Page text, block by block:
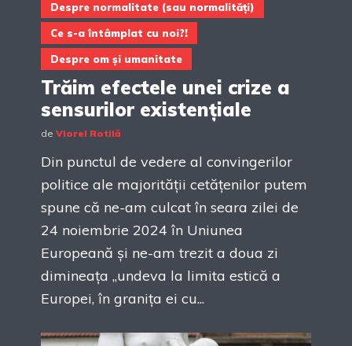
Despre normalitate (sau normalități)
Ce s-a întâmplat cu noi?!
Despre om și umanitate
Trăim efectele unei crize a
sensurilor existențiale
de Viorel Rotilă
Din punctul de vedere al convingerilor
politice ale majorității cetățenilor putem
spune că ne-am culcat în seara zilei de
24 noiembrie 2024 în Uniunea
Europeană și ne-am trezit a doua zi
dimineața „undeva la limita estică a
Europei, în granița ei cu...